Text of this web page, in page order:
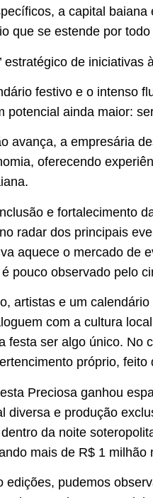
a capital
que se estende por
estratégico de iniciativas
festivo e o intenso
potencial ainda maior:
avança, a empresária
oferecendo
e fortalecimento
radar dos principais
aquece o mercado de
pouco observado pelo
artistas e um
com a cultura
festa ser algo único. No
próprio, feito
Preciosa ganhou
diversa e produção
da noite
mais de R$ 1 milhão
edições, pudemos